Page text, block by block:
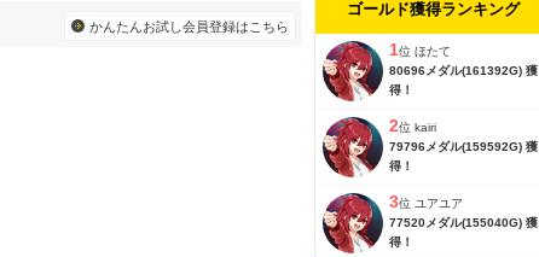
かんたんお試し会員登録はこちら
ゴールド獲得ランキング
1位 ほたて
80696メダル(161392G) 獲
得！
2位 kairi
79796メダル(159592G) 獲
得！
3位 ユアユア
77520メダル(155040G) 獲
得！